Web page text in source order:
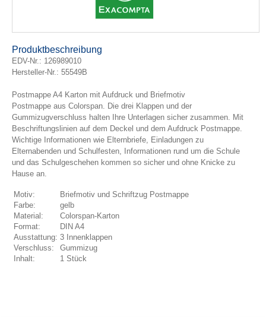
Produktbeschreibung
EDV-Nr.: 126989010
Hersteller-Nr.: 55549B
Postmappe A4 Karton mit Aufdruck und Briefmotiv
Postmappe aus Colorspan. Die drei Klappen und der
Gummizugverschluss halten Ihre Unterlagen sicher zusammen. Mit
Beschriftungslinien auf dem Deckel und dem Aufdruck Postmappe.
Wichtige Informationen wie Elternbriefe, Einladungen zu
Elternabenden und Schulfesten, Informationen rund um die Schule
und das Schulgeschehen kommen so sicher und ohne Knicke zu
Hause an.
Motiv:
Briefmotiv und Schriftzug Postmappe
Farbe:
gelb
Material:
Colorspan-Karton
Format:
DIN A4
Ausstattung: 3 Innenklappen
Verschluss:
Gummizug
Inhalt:
1 Stück